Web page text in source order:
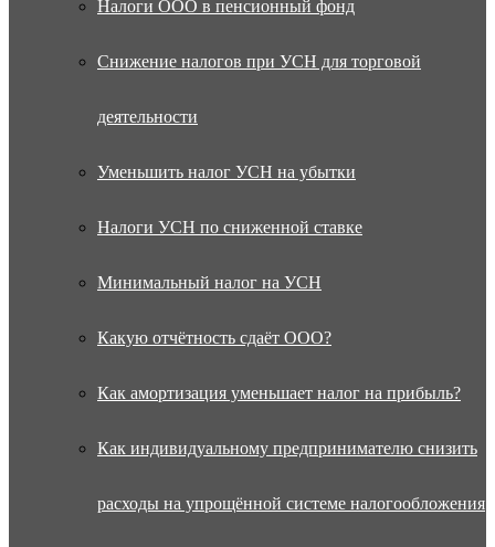
Налоги ООО в пенсионный фонд
Снижение налогов при УСН для торговой
деятельности
Уменьшить налог УСН на убытки
Налоги УСН по сниженной ставке
Минимальный налог на УСН
Какую отчётность сдаёт ООО?
Как амортизация уменьшает налог на прибыль?
Как индивидуальному предпринимателю снизить
расходы на упрощённой системе налогообложения